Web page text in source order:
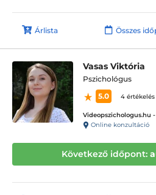
Árlista Összes
Vasas Viktória
Pszichológus
5.0
4 értékelés
Videopszichologus.hu
Online konzultáció
Következő időpont: